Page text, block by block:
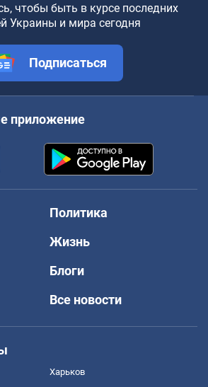
чтобы быть в курсе последних
Украины и мира сегодня
Подписаться
приложение
Политика
Жизнь
Блоги
Все новости
Харьков